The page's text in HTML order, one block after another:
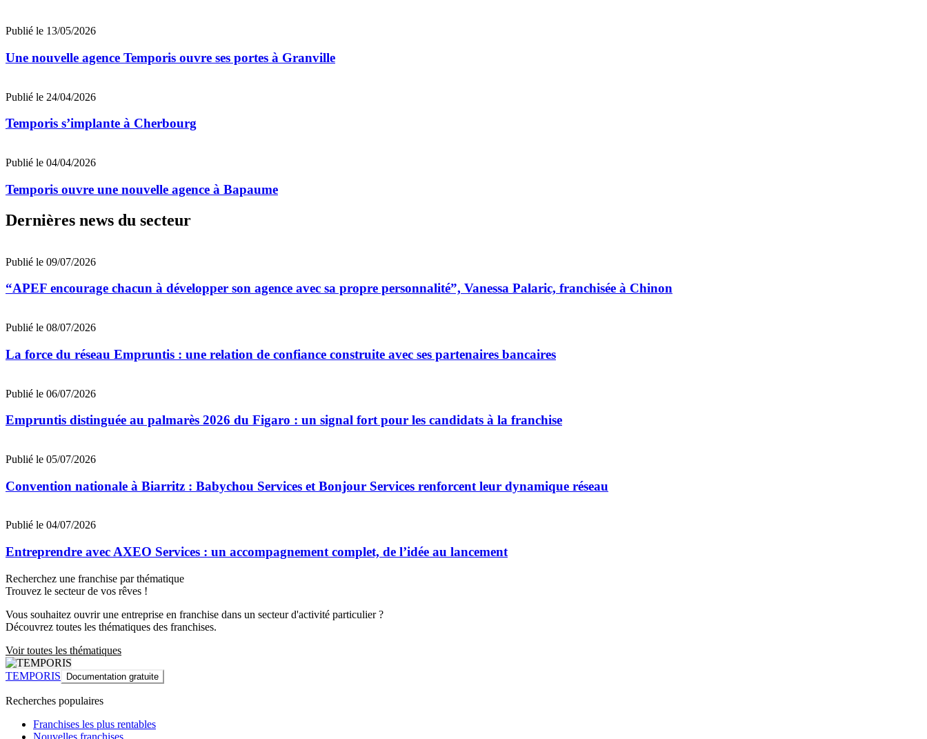
Publié le 13/05/2026
Une nouvelle agence Temporis ouvre ses portes à Granville
Publié le 24/04/2026
Temporis s’implante à Cherbourg
Publié le 04/04/2026
Temporis ouvre une nouvelle agence à Bapaume
Dernières news du secteur
Publié le 09/07/2026
“APEF encourage chacun à développer son agence avec sa propre personnalité”, Vanessa Palaric, franchisée à Chinon
Publié le 08/07/2026
La force du réseau Empruntis : une relation de confiance construite avec ses partenaires bancaires
Publié le 06/07/2026
Empruntis distinguée au palmarès 2026 du Figaro : un signal fort pour les candidats à la franchise
Publié le 05/07/2026
Convention nationale à Biarritz : Babychou Services et Bonjour Services renforcent leur dynamique réseau
Publié le 04/07/2026
Entreprendre avec AXEO Services : un accompagnement complet, de l’idée au lancement
Recherchez une franchise par thématique
Trouvez le secteur de vos rêves !
Vous souhaitez ouvrir une entreprise en franchise dans un secteur d'activité particulier ?
Découvrez toutes les thématiques des franchises.
Voir toutes les thématiques
TEMPORIS Documentation gratuite
Recherches populaires
Franchises les plus rentables
Nouvelles franchises